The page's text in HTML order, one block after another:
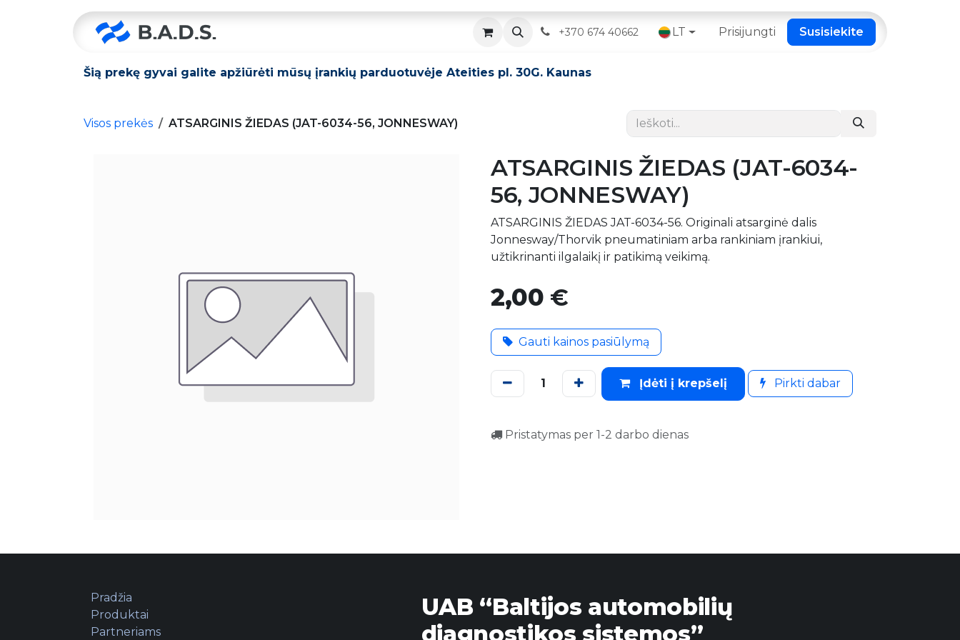
Servisas Kontaktai
+370 674 40662 LT Prisijungti Susisiekite
Šią prekę gyvai galite apžiūrėti mūsų įrankių parduotuvėje Ateities pl. 30G. Kaunas
Visos prekės ATSARGINIS ŽIEDAS (JAT-6034-56, JONNESWAY)
ATSARGINIS ŽIEDAS (JAT-6034-
56, JONNESWAY)
ATSARGINIS ŽIEDAS JAT-6034-56. Originali atsarginė dalis
Jonnesway/Thorvik pneumatiniam arba rankiniam įrankiui,
užtikrinanti ilgalaikį ir patikimą veikimą.
2,00 €
Gauti kainos pasiūlymą
Įdėti į krepšelį Pirkti dabar
Pristatymas per 1-2 darbo dienas
UAB “Baltijos automobilių
diagnostikos sistemos”
Pradžia
Produktai
Partneriams